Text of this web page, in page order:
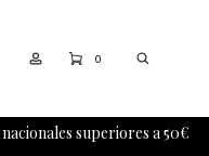
superiores a 50€
0